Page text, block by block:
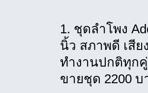
1. ชุดลำโพง
นิ้ว สภาพดี เสี
ทำงานปกติทุก
ขายชุด 2200